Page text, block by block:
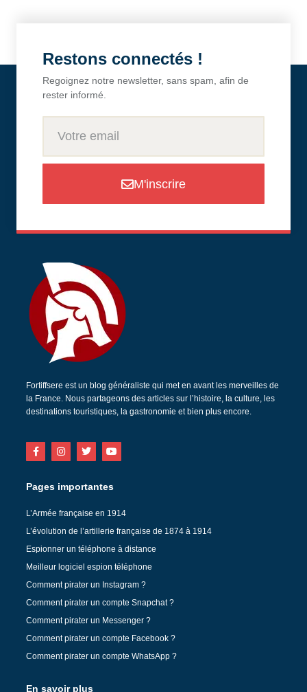
Restons connectés !
Regoignez notre newsletter, sans spam, afin de
rester informé.
M'inscrire
Fortiffsere est un blog généraliste qui met en avant les merveilles de
la France. Nous partageons des articles sur l’histoire, la culture, les
destinations touristiques, la gastronomie et bien plus encore.
Pages importantes
L’Armée française en 1914
L’évolution de l’artillerie française de 1874 à 1914
Espionner un téléphone à distance
Meilleur logiciel espion téléphone
Comment pirater un Instagram ?
Comment pirater un compte Snapchat ?
Comment pirater un Messenger ?
Comment pirater un compte Facebook ?
Comment pirater un compte WhatsApp ?
En savoir plus